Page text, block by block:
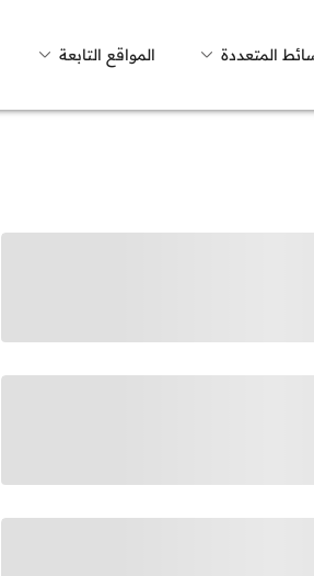
المتعددة المواقع التابعة